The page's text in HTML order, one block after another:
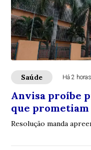
Saúde Há 2 horas
Anvisa proíbe
que
Resolução manda